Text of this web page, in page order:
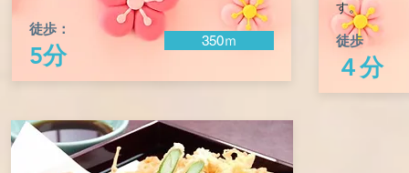
徒歩：
5分
350ｍ
す。
徒歩
４分